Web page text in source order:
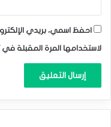
احفظ اسمي، بريدي
لاستخدامها المرة المقبلة